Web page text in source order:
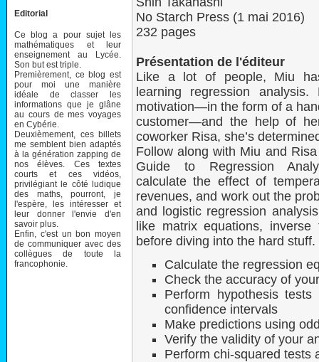
Editorial
Ce blog a pour sujet les
mathématiques et leur
enseignement au Lycée.
Son but est triple.
Premièrement, ce blog est
pour moi une manière
idéale de classer les
informations que je glâne
au cours de mes voyages
en Cybérie.
Deuxièmement, ces billets
me semblent bien adaptés
à la génération zapping de
nos élèves. Ces textes
courts et ces vidéos,
privilégiant le côté ludique
des maths, pourront, je
l'espère, les intéresser et
leur donner l'envie d'en
savoir plus.
Enfin, c'est un bon moyen
de communiquer avec des
collègues de toute la
francophonie.
No Starch Press (1 mai 2016)
232 pages
Présentation de l'éditeur
Like a lot of people, Miu
learning regression
motivation—in the form of a
customer—and the help of
coworker Risa, she’s
Follow along with Miu and
Guide to Regression
calculate the effect of
revenues, and work out the
and logistic regression
like matrix equations,
before diving into the hard
Calculate the regression
Check the accuracy of
Perform hypothesis
confidence intervals
Make predictions using
Verify the validity of your
Perform chi-squared tests